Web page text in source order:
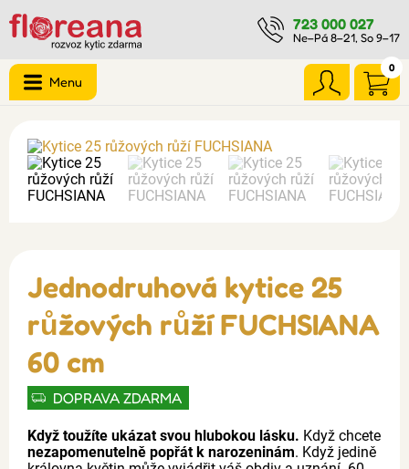
723 000 027
Ne–Pá 8–21, So 9–17
0
Menu
Jednodruhová kytice 25
růžových růží FUCHSIANA
60 cm
DOPRAVA ZDARMA
Když toužíte ukázat svou hlubokou lásku. Když chcete
nezapomenutelně popřát k narozeninám. Když jedině